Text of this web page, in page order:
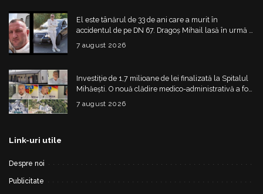
El este tânărul de 33 de ani care a murit în
accidentul de pe DN 67. Dragoș Mihail lasă în urmă o
7 august 2026
Investiție de 1,7 milioane de lei finalizată la Spitalul
Mihăești. O nouă clădire medico-administrativă a fost
construită
7 august 2026
Link-uri utile
Despre noi
Publicitate